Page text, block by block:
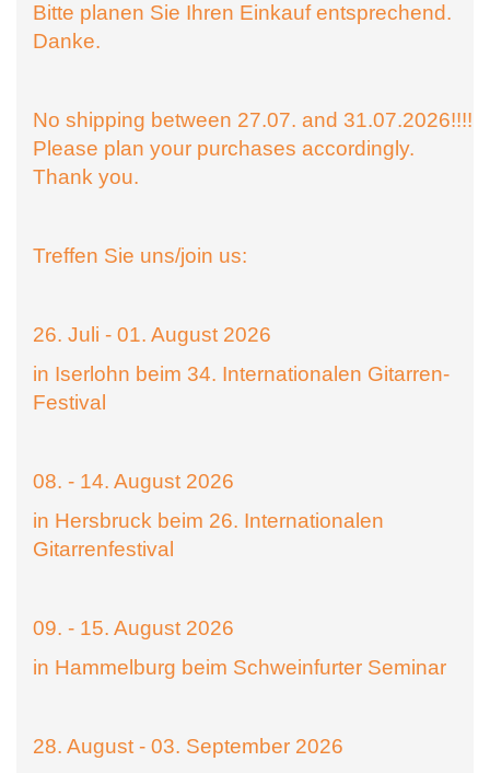
Bitte planen Sie Ihren Einkauf entsprechend.
Danke.
No shipping between 27.07. and 31.07.2026!!!!
Please plan your purchases accordingly.
Thank you.
Treffen Sie uns/join us:
26. Juli - 01. August 2026
in Iserlohn beim 34. Internationalen Gitarren-
Festival
08. - 14. August 2026
in Hersbruck beim 26. Internationalen
Gitarrenfestival
09. - 15. August 2026
in Hammelburg beim Schweinfurter Seminar
28. August - 03. September 2026